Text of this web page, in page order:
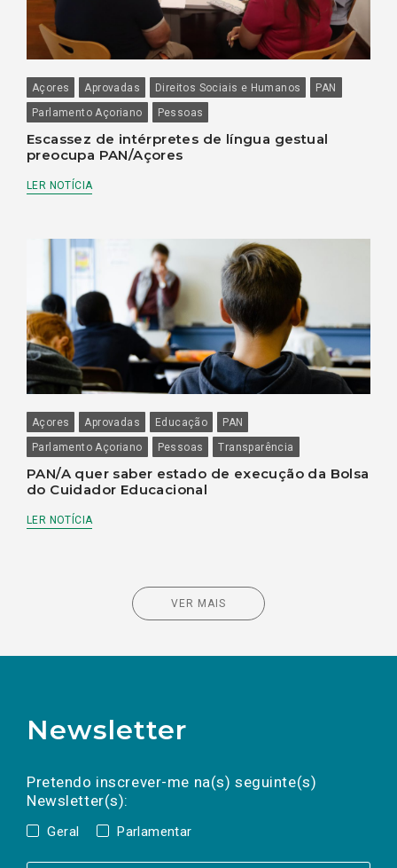
Açores Aprovadas Direitos Sociais e Humanos
PAN
Parlamento Açoriano
Pessoas
Escassez de intérpretes de língua gestual
preocupa PAN/Açores
LER NOTÍCIA
Açores Aprovadas Educação
PAN
Parlamento Açoriano
Pessoas Transparência
PAN/A quer saber estado de execução da Bolsa
do Cuidador Educacional
LER NOTÍCIA
VER MAIS
Newsletter
Pretendo inscrever-me na(s) seguinte(s)
Newsletter(s):
Geral Parlamentar
a(s) newsletter(s).
mail